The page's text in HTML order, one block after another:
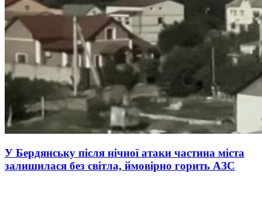
У Бердянську після нічної атаки частина міста
залишилася без світла, ймовірно горить АЗС